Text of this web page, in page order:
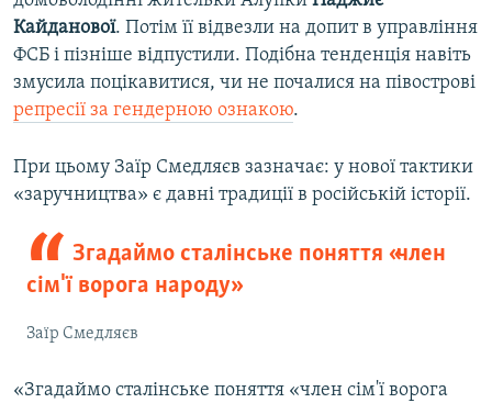
Кайданової. Потім її відвезли на допит в управління
ФСБ і пізніше відпустили. Подібна тенденція навіть
змусила поцікавитися, чи не почалися на півострові
репресії за гендерною ознакою.
При цьому Заїр Смедляєв зазначає: у нової тактики
«заручництва» є давні традиції в російській історії.
Згадаймо сталінське поняття «член
сім'ї ворога народу»
Заїр Смедляєв
«Згадаймо сталінське поняття «член сім'ї ворога